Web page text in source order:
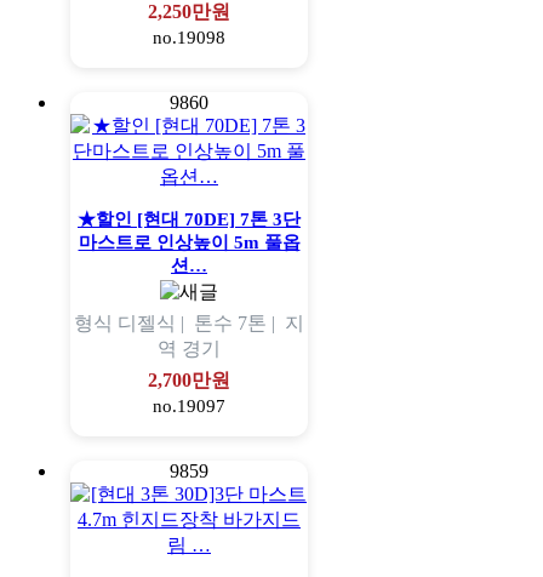
2,250만원
no.19098
9860
★할인 [현대 70DE] 7톤 3단
마스트로 인상높이 5m 풀옵
션…
형식 디젤식 | 톤수 7톤 | 지
역 경기
2,700만원
no.19097
9859